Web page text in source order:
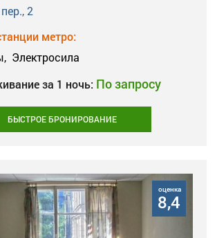
2
метро:
Электросила
за 1 ночь: По запросу
БЫСТРОЕ БРОНИРОВАНИЕ
оценка
8,4